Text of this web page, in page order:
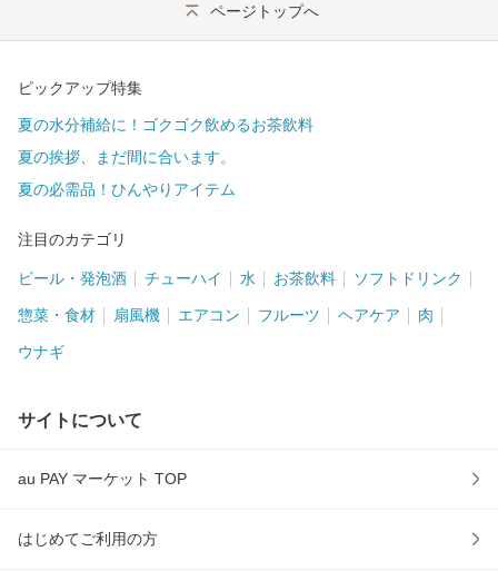
ページトップへ
ピックアップ特集
夏の水分補給に！ゴクゴク飲めるお茶飲料
夏の挨拶、まだ間に合います。
夏の必需品！ひんやりアイテム
注目のカテゴリ
ビール・発泡酒 チューハイ 水 お茶飲料 ソフトドリンク
惣菜・食材 扇風機 エアコン フルーツ ヘアケア 肉
ウナギ
サイトについて
au PAY マーケット TOP
はじめてご利用の方